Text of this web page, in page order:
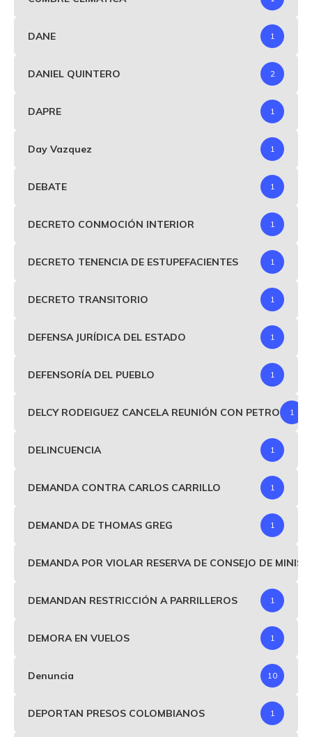
DANE 1
DANIEL QUINTERO 2
DAPRE 1
Day Vazquez 1
DEBATE 1
DECRETO CONMOCIÓN INTERIOR 1
DECRETO TENENCIA DE ESTUPEFACIENTES 1
DECRETO TRANSITORIO 1
DEFENSA JURÍDICA DEL ESTADO 1
DEFENSORÍA DEL PUEBLO 1
DELCY RODEIGUEZ CANCELA REUNIÓN CON PETRO 1
DELINCUENCIA 1
DEMANDA CONTRA CARLOS CARRILLO 1
DEMANDA DE THOMAS GREG 1
DEMANDA POR VIOLAR RESERVA DE CONSEJO DE
DEMANDAN RESTRICCIÓN A PARRILLEROS 1
DEMORA EN VUELOS 1
Denuncia 10
DEPORTAN PRESOS COLOMBIANOS 1